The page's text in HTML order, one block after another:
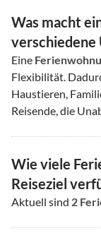
Was macht
verschiedene
Eine
Flexibilität.
Haustieren,
Reisende, die
Wie viele
Reiseziel
Aktuell sind 2